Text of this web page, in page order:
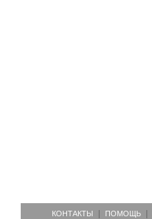
КОНТАКТЫ ПОМОЩЬ